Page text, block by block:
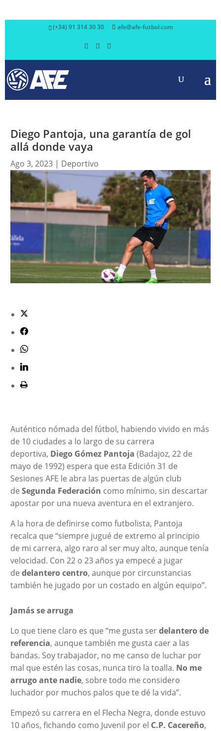
(+34) 91 314 30 30 afe@afe-futbol.com
Diego Pantoja, una garantía de gol
allá donde vaya
Ago 3, 2023| Deportivo
Auténtico nómada del fútbol, habiendo vivido en más
de 10 ciudades a lo largo de su carrera
deportiva, Diego Gómez Pantoja (Badajoz, 22 de
mayo de 1992) espera que esta Edición 31 de
Sesiones AFE le abra las puertas de algún club
de Segunda Federación como mínimo, sin descartar
apostar por una nueva aventura en el extranjero.
A la hora de definirse como futbolista, Pantoja
recalca que “siempre jugué de extremo al principio
de mi carrera, algo raro al ser muy alto, aunque tenía
velocidad. Con 22 o 23 años ya empecé a jugar
de delantero centro, aunque por circunstancias
también he jugado por un costado en algún equipo”.
Jamás se arruga
Lo que tiene claro es que “me gusta serdelantero de
referencia, aunque también me gusta caer a las
bandas. Soy trabajador, no me canso de luchar por
mal que estén las cosas, nunca tiro la toalla. No me
arrugo ante nadie, sobre todo me considero
luchador por muchos palos que te dé la vida”.
Empezó su carrera en el Flecha Negra, donde estuvo
10 años, fichando como Juvenil por el C.P. Cacereño,